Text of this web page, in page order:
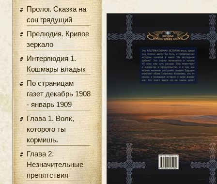
Пролог. Сказка на
сон грядущий
Прелюдия. Кривое
зеркало
Интерлюдия 1.
Кошмары владык
По страницам
газет декабрь 1908
- январь 1909
Глава 1. Волк,
которого ты
кормишь.
Глава 2.
Незначительные
препятствия